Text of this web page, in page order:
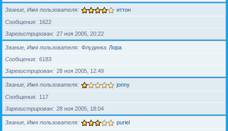
Звание, Имя пользователя иттон
Сообщения
1622
Зарегистрирован
27 ноя 2005, 20:22
Звание, Имя пользователя Флудинка Лора
Сообщения
6183
Зарегистрирован
28 ноя 2005, 12:49
Звание, Имя пользователя jonny
Сообщения
117
Зарегистрирован
28 ноя 2005, 18:04
Звание, Имя пользователя puriel